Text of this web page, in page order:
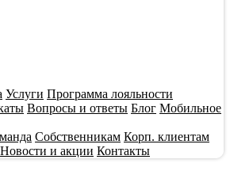
Услуги Программа лояльности
Вопросы и ответы Блог Мобильное
Собственникам Корп. клиентам
Новости и акции Контакты